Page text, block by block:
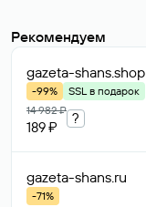
Рекомендуем
gazeta-shans.shop
-99%
SSL в подарок
14 982 ₽
189 ₽
?
gazeta-shans.ru
-71%